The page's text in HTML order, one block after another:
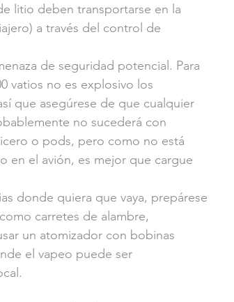
litio deben transportarse en la
a través del control de
de seguridad potencial. Para
vatios no es explosivo los
que asegúrese de que cualquier
no sucederá con
o pods, pero como no está
en el avión, es mejor que cargue
donde quiera que vaya, prepárese
carretes de alambre,
un atomizador con bobinas
el vapeo puede ser